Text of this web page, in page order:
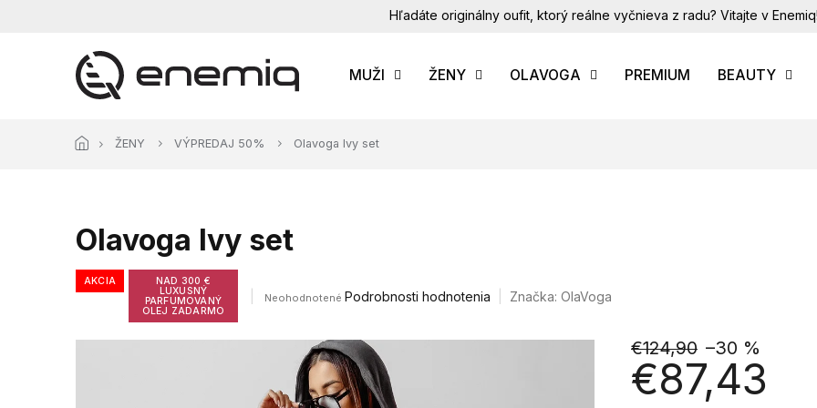
Hľadáte originálny oufit, ktorý reálne vyčnieva z radu? Vitajte v Enemiq!
MUŽI ŽENY OLAVOGA PREMIUM BEAUTY
ŽENY VÝPREDAJ 50% Olavoga Ivy set
Olavoga Ivy set
AKCIA
NAD 300 €
LUXUSNÝ
PARFUMOVANÝ
OLEJ ZADARMO
Priemerné
5
Neohodnotené Podrobnosti hodnotenia Značka: OlaVoga
€124,90 –30 %
€87,43